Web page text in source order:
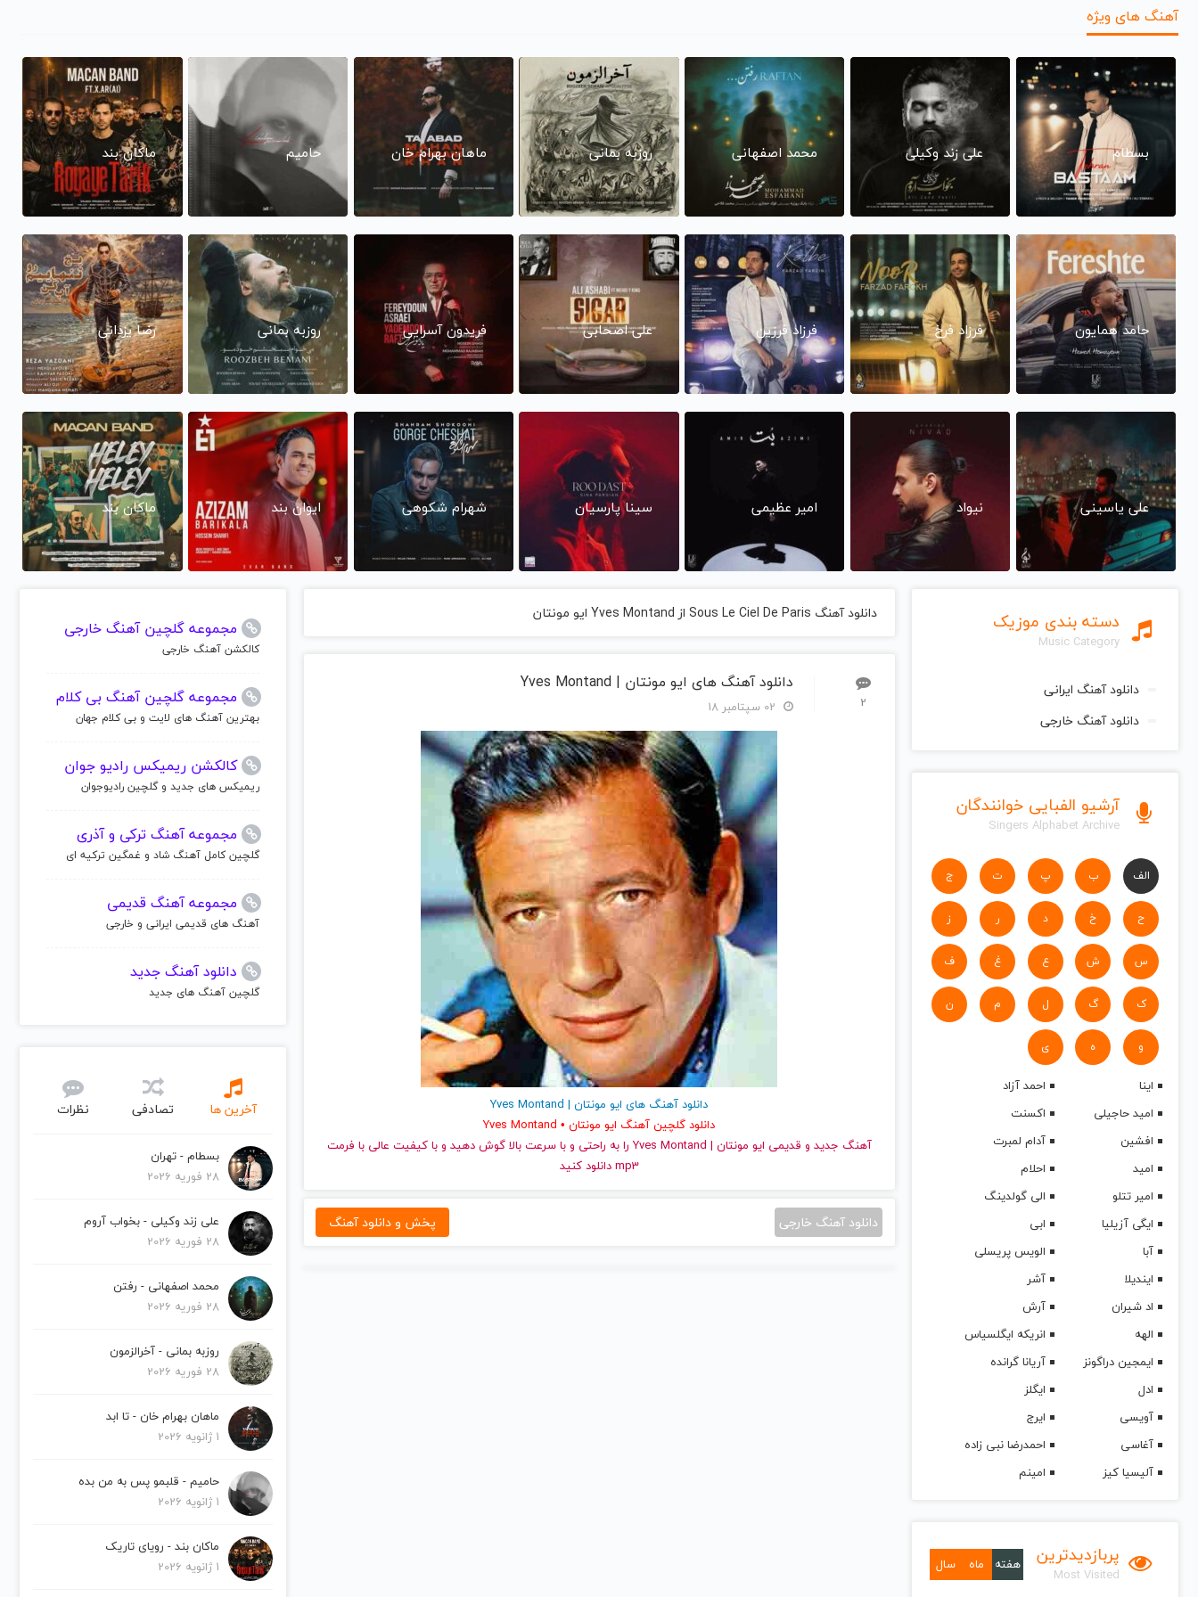
آهنگ های ویژه
بسطام علی زند وکیلی محمد اصفهانی روزبه بمانی ماهان بهرام خان حامیم ماکان بند
حامد همایون فرزاد فرخ فرزاد فرزین علی اصحابی فریدون آسرایی روزبه بمانی رضا یزدانی
علی یاسینی نیواد امیر عظیمی سینا پارسیان شهرام شکوهی ایوان بند ماکان بند
دسته بندی موزیک
Music Category
دانلود آهنگ ایرانی
دانلود آهنگ خارجی
آرشیو الفبایی خوانندگان
Singers Alphabet Archive
الف ب پ ت ج
ح خ د ر ز
س ش ع غ ف
ک گ ل م ن
و ه ی
اینا
احمد آزاد
امید حاجیلی
اکسنت
افشین
آدام لمبرت
امید
احلام
امیر تتلو
الی گولدینگ
ایگی آزیلیا
ابی
آبا
الویس پریسلی
ایندیلا
آشر
اد شیران
آرش
الهه
انریکه ایگلسیاس
ایمجین دراگونز
آریانا گرانده
ادل
ایگلز
آویسی
ایرج
آغاسی
احمدرضا نبی زاده
آلیسیا کیز
امینم
پربازدیدترین
Most Visited
هفته ماه سال
دانلود آهنگ Sous Le Ciel De Paris از Yves Montand ایو مونتان
2
دانلود آهنگ های ایو مونتان | Yves Montand
دانلود آهنگ های ایو مونتان | Yves Montand
دانلود گلچین آهنگ ایو مونتان • Yves Montand
آهنگ جدید
و قدیمی ایو مونتان | Yves Montand را به راحتی و با سرعت بالا گوش دهید و با کیفیت عالی با فرمت
mp3 دانلود کنید
دانلود آهنگ خارجی پخش و دانلود آهنگ
مجموعه گلچین آهنگ خارجی
کالکشن آهنگ خارجی
مجموعه گلچین آهنگ بی کلام
بهترین آهنگ های لایت و بی کلام جهان
کالکشن ریمیکس رادیو جوان
ریمیکس های جدید و گلچین رادیوجوان
مجموعه آهنگ ترکی و آذری
گلچین کامل آهنگ شاد و غمگین ترکیه ای
مجموعه آهنگ قدیمی
آهنگ های قدیمی ایرانی و خارجی
دانلود آهنگ جدید
گلچین آهنگ های جدید
آخرین ها تصادفی نظرات
بسطام - تهران
28 فوریه 2026
علی زند وکیلی - بخواب آروم
28 فوریه 2026
محمد اصفهانی - رفتن
28 فوریه 2026
روزبه بمانی - آخرالزمون
28 فوریه 2026
ماهان بهرام خان - تا ابد
1 ژانویه 2026
حامیم - قلبمو پس به من بده
1 ژانویه 2026
ماکان بند - رویای تاریک
1 ژانویه 2026